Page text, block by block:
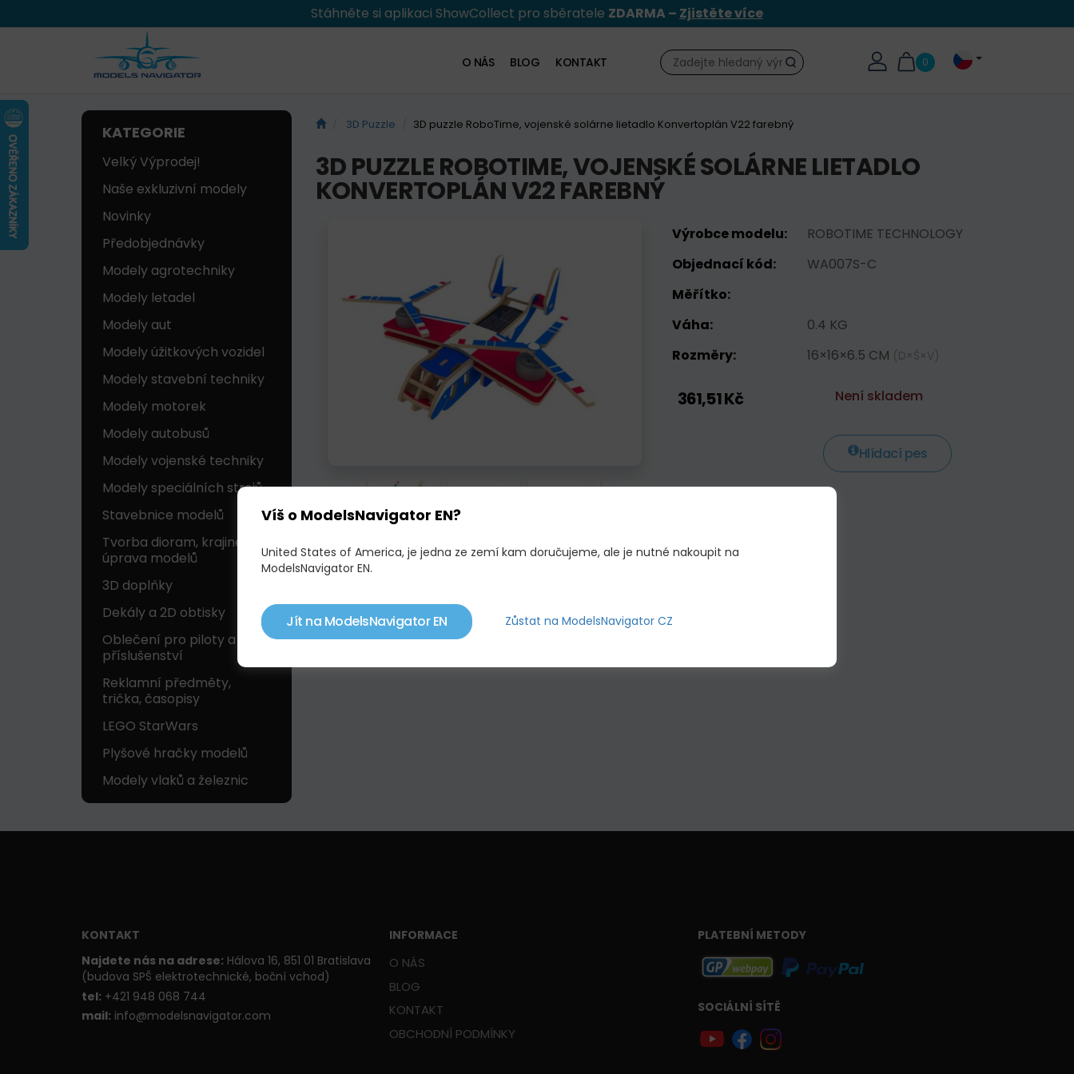
Stáhněte si aplikaci ShowCollect pro sběratele ZDARMA – Zjistěte více
0
Hledat
O NÁS BLOG KONTAKT
KATEGORIE
Velký Výprodej!
Naše exkluzivní modely
Novinky
Předobjednávky
Modely agrotechniky
Modely letadel
Modely aut
Modely úžitkových vozidel
Modely stavební techniky
Modely motorek
Modely autobusů
Modely vojenské techniky
Modely speciálních strojů
Stavebnice modelů
Tvorba dioram, krajinek a
úprava modelů
3D doplňky
Dekály a 2D obtisky
Oblečení pro piloty a
příslušenství
Reklamní předměty,
trička, časopisy
LEGO StarWars
Plyšové hračky modelů
Modely vlaků a železnic
3D Puzzle 3D puzzle RoboTime, vojenské solárne lietadlo Konvertoplán V22 farebný
3D PUZZLE ROBOTIME, VOJENSKÉ SOLÁRNE LIETADLO
KONVERTOPLÁN V22 FAREBNÝ
Výrobce modelu:
ROBOTIME TECHNOLOGY
Objednací kód:
WA007S-C
Měřítko:
Váha:
0.4 KG
Rozměry:
16×16×6.5 CM (D×Š×V)
361,51 Kč Není skladem
Hlídací pes
KONTAKT
Najdete nás na adrese: Hálova 16, 851 01 Bratislava
(budova SPŠ elektrotechnické, boční vchod)
tel: +421 948 068 744
mail: info@modelsnavigator.com
INFORMACE
O NÁS
BLOG
KONTAKT
OBCHODNÍ PODMÍNKY
PLATEBNÍ METODY
SOCIÁLNÍ SÍTĚ
Víš o ModelsNavigator EN?
United States of America, je jedna ze zemí kam doručujeme, ale je nutné nakoupit na
ModelsNavigator EN.
Jít na ModelsNavigator EN Zůstat na ModelsNavigator CZ